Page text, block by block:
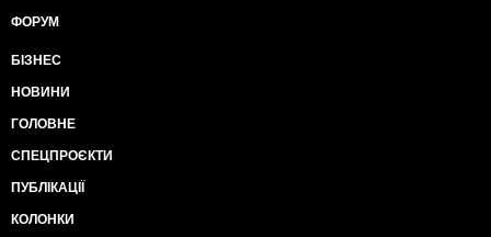
ФОРУМ
БІЗНЕС
НОВИНИ
ГОЛОВНЕ
СПЕЦПРОЄКТИ
ПУБЛІКАЦІЇ
КОЛОНКИ